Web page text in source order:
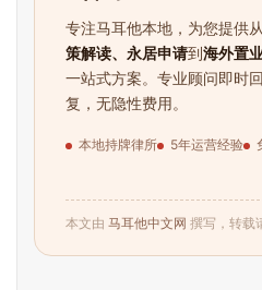
专注马耳他本地，为您提供从
策解读、永居申请到海外置
一站式方案。专业顾问即时回
复，无隐性费用。
本地持牌律所 5年运营经验
本文由 马耳他中文网 撰写，转载